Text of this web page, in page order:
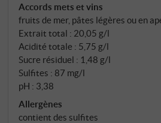
Accords mets et vins
fruits de mer, pâtes légères ou en
Extrait total : 20,05 g/l
Acidité totale : 5,75 g/l
Sucre résiduel : 1,48 g/l
Sulfites : 87 mg/l
pH : 3,38
Allergènes
contient des sulfites